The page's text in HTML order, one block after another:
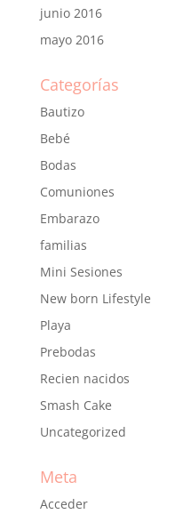
junio 2016
mayo 2016
Categorías
Bautizo
Bebé
Bodas
Comuniones
Embarazo
familias
Mini Sesiones
New born Lifestyle
Playa
Prebodas
Recien nacidos
Smash Cake
Uncategorized
Meta
Acceder